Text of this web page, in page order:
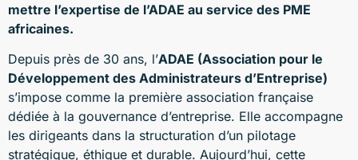
mettre l’expertise de l’ADAE au service des PME
africaines.
Depuis près de 30 ans, l’ADAE (Association pour le
Développement des Administrateurs d’Entreprise)
s’impose comme la première association française
dédiée à la gouvernance d’entreprise. Elle accompagne
les dirigeants dans la structuration d’un pilotage
stratégique, éthique et durable. Aujourd’hui, cette